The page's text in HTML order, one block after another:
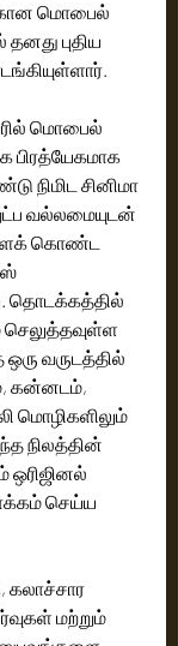
மொபைல்
புதிய
மொபைல்
பிரத்யேகமாக
நிமிட சினிமா
வல்லமையுடன்
கொண்ட
தொடக்கத்தில்
செலுத்தவுள்ள
வருடத்தில்
கன்னடம்,
மொழிகளிலும்
நிலத்தின்
ஒரிஜினல்
செய்ய
கலாச்சார
மற்றும்